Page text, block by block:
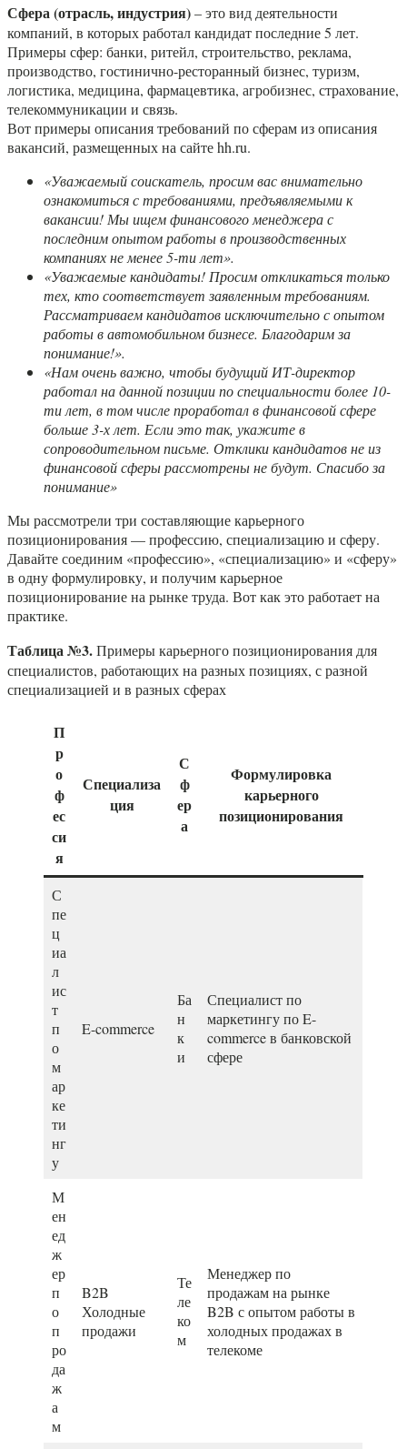
Сфера (отрасль, индустрия)– это вид деятельности
компаний, в которых работал кандидат последние 5 лет.
Примеры сфер: банки, ритейл, строительство, реклама,
производство, гостинично-ресторанный бизнес, туризм,
логистика, медицина, фармацевтика, агробизнес, страхование,
телекоммуникации и связь.
Вот примеры описания требований по сферам из описания
вакансий, размещенных на сайте hh.ru.
«Уважаемый соискатель, просим вас внимательно
ознакомиться с требованиями, предъявляемыми к
вакансии! Мы ищем финансового менеджера с
последним опытом работы в производственных
компаниях не менее 5-ти лет».
«Уважаемые кандидаты! Просим откликаться только
тех, кто соответствует заявленным требованиям.
Рассматриваем кандидатов исключительно с опытом
работы в автомобильном бизнесе. Благодарим за
понимание!».
«Нам очень важно, чтобы будущий ИТ-директор
работал на данной позиции по специальности более 10-
ти лет, в том числе проработал в финансовой сфере
больше 3-х лет. Если это так, укажите в
сопроводительном письме. Отклики кандидатов не из
финансовой сферы рассмотрены не будут. Спасибо за
понимание»
Мы рассмотрели три составляющие карьерного
позиционирования — профессию, специализацию и сферу.
Давайте соединим «профессию», «специализацию» и «сферу»
в одну формулировку, и получим карьерное
позиционирование на рынке труда. Вот как это работает на
практике.
Таблица №3.Примеры карьерного позиционирования для
специалистов, работающих на разных позициях, с разной
специализацией и в разных сферах
П
р
о
ф
ес
си
я
Специализа
ция
С
ф
ер
а
Формулировка
карьерного
позиционирования
С
пе
ц
иа
л
ис
т
п
о
м
ар
ке
ти
нг
у
E-commerce
Ба
н
к
и
Специалист по
маркетингу по E-
commerce в банковской
сфере
М
ен
ед
ж
ер
п
о
п
ро
да
ж
а
м
B2B
Холодные
продажи
Те
ле
ко
м
Менеджер по
продажам на рынке
B2B с опытом работы в
холодных продажах в
телекоме